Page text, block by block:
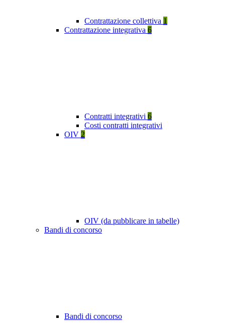
Contrattazione collettiva 1
Contrattazione integrativa 6
Contratti integrativi 6
Costi contratti integrativi
OIV 2
OIV (da pubblicare in tabelle)
Bandi di concorso
Bandi di concorso